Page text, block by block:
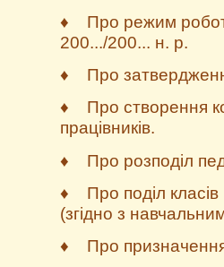
♦ Про режим роботи
200.../200... н. р.
♦ Про
♦ Про створення
працівників.
♦ Про розподіл
♦ Про поділ класів
(згідно з
♦ Про призначення